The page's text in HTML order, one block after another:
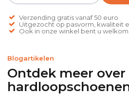
Verzending gratis vanaf 50 euro
Uitgezocht op pasvorm, kwaliteit
Ook in onze winkel bent u welkom
Blogartikelen
Ontdek meer over